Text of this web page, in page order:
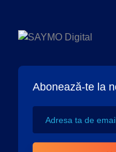
Abonează-te la